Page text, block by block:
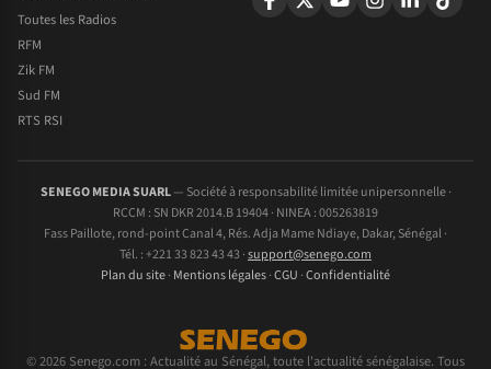
Toutes les Radios
RFM
Zik FM
Sud FM
RTS RSI
SENEGO MEDIA SUARL— Société à responsabilité limitée unipersonnelle ·
RCCM : SN DKR 2014.B 19404 · NINEA : 005263819
Fass Paillote, rond-point Canal 4, Rés. Adja Mame Ndiaye, Dakar, Sénégal ·
Tél. : +221 33 823 43 43 ·support@senego.com
Plan du site· Mentions légales·CGU ·Confidentialité
© 2026 Senego.com : Actualité au Sénégal, toute l'actualité sénégalaise. Tous